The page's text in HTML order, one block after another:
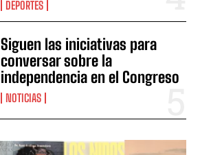
DEPORTES
Siguen las iniciativas para
conversar sobre la
independencia en el Congreso
NOTICIAS